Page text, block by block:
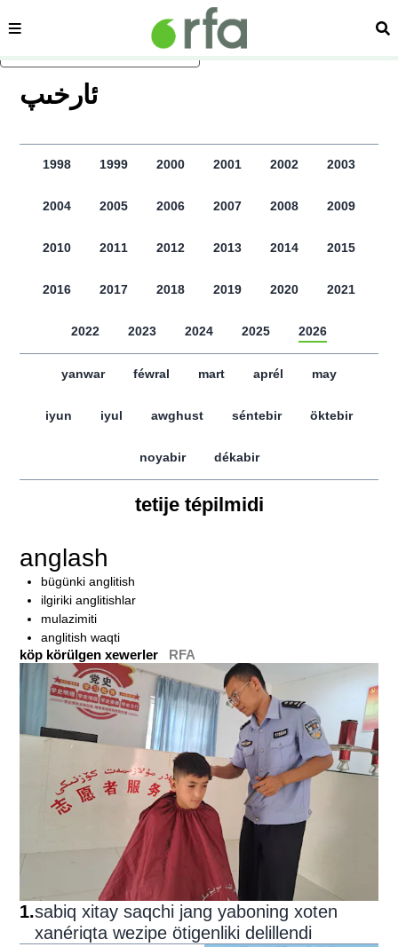
asasliq mezmungha atlang
sehipe
ﺋﺎﺭﺧﯩﭗ
1998 1999 2000 2001 2002 2003
2004 2005 2006 2007 2008 2009
2010 2011 2012 2013 2014 2015
2016 2017 2018 2019 2020 2021
2022 2023 2024 2025 2026
yanwar féwral mart aprél may
iyun iyul awghust séntebir öktebir
noyabir dékabir
tetije tépilmidi
anglash
bügünki anglitish
ilgiriki anglitishlar
mulazimiti
anglitish waqti
köp körülgen xewerler RFA
1.sabiq xitay saqchi jang yaboning xoten
xanériqta wezipe ötigenliki delillendi